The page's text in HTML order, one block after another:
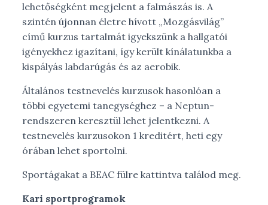
lehetőségként megjelent a falmászás is. A
szintén újonnan életre hívott „Mozgásvilág”
című kurzus tartalmát igyekszünk a hallgatói
igényekhez igazítani, így került kínálatunkba a
kispályás labdarúgás és az aerobik.
Általános testnevelés kurzusok hasonlóan a
többi egyetemi tanegységhez – a Neptun-
rendszeren keresztül lehet jelentkezni. A
testnevelés kurzusokon 1 kreditért, heti egy
órában lehet sportolni.
Sportágakat a BEAC fülre kattintva találod meg.
Kari sportprogramok